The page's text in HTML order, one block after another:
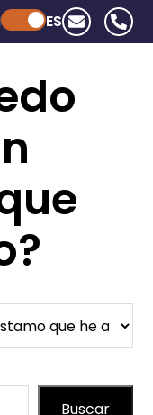
Powered by ChatGPT
ES
Buscar